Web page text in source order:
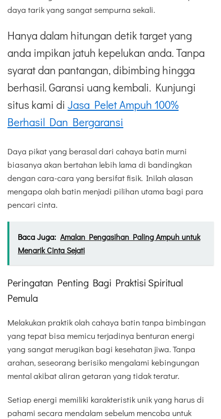
daya tarik yang sangat sempurna sekali.
Hanya dalam hitungan detik target yang
anda impikan jatuh kepelukan anda. Tanpa
syarat dan pantangan, dibimbing hingga
berhasil. Garansi uang kembali. Kunjungi
situs kami di Jasa Pelet Ampuh 100%
Berhasil Dan Bergaransi
Daya pikat yang berasal dari cahaya batin murni
biasanya akan bertahan lebih lama di bandingkan
dengan cara-cara yang bersifat fisik. Inilah alasan
mengapa olah batin menjadi pilihan utama bagi para
pencari cinta.
Baca Juga: Amalan Pengasihan Paling Ampuh untuk
Menarik Cinta Sejati
Peringatan Penting Bagi Praktisi Spiritual
Pemula
Melakukan praktik olah cahaya batin tanpa bimbingan
yang tepat bisa memicu terjadinya benturan energi
yang sangat merugikan bagi kesehatan jiwa. Tanpa
arahan, seseorang berisiko mengalami kebingungan
mental akibat aliran getaran yang tidak teratur.
Setiap energi memiliki karakteristik unik yang harus di
pahami secara mendalam sebelum mencoba untuk